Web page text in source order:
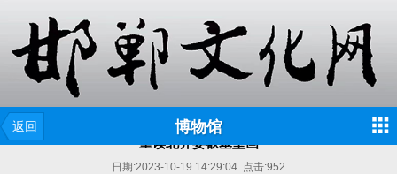
返回 博物馆
重读北齐娄叡墓壁画
日期:2023-10-19 14:29:04 点击:952